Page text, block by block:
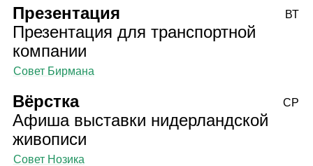
Презентация
Презентация для транспортной
компании
Совет Бирмана
ВТ
Вёрстка
Афиша выставки нидерландской
живописи
Совет Нозика
СР